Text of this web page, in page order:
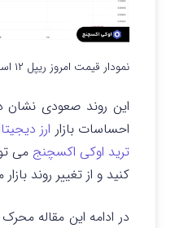
نمودار قیمت امروز ریپل ۱۲ اسفند
این روند صعودی نشان
احساسات بازار ارز
ترید اوکی اکسچنج می
کنید و از تغییر روند
در ادامه این مقاله